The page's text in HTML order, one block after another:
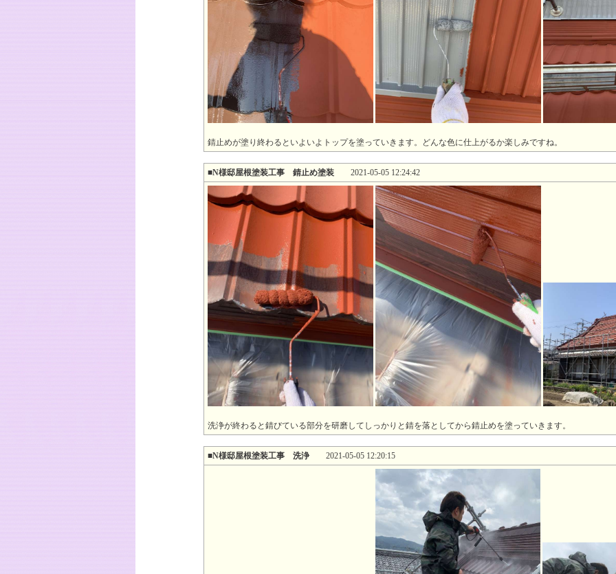
錆止めが塗り終わるといよいよトップを塗っていきます。どんな色に仕上がるか楽しみですね。
■N様邸屋根塗装工事 錆止め塗装 2021-05-05 12:24:42
洗浄が終わると錆びている部分を研磨してしっかりと錆を落としてから錆止めを塗っていきます。
■N様邸屋根塗装工事 洗浄 2021-05-05 12:20:15